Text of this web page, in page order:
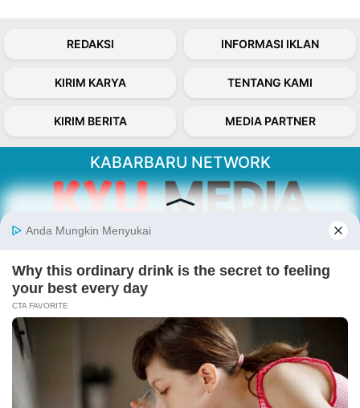
REDAKSI INFORMASI IKLAN
KIRIM KARYA TENTANG KAMI
KIRIM BERITA MEDIA PARTNER
KABARBARU NETWORK
Kabarbaru.co menyajikan berita aktual dan
inspiratif dari sudut pandang berbaik sangka
Follow Kabarbaru